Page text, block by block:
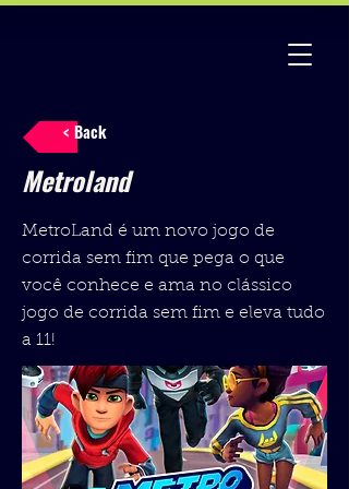
< Back
Metroland
MetroLand é um novo jogo de
corrida sem fim que pega o que
você conhece e ama no clássico
jogo de corrida sem fim e eleva tudo
a 11!